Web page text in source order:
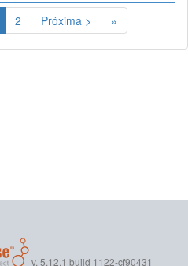
(Atual)
2 Próxima > »
v. 5.12.1 build 1122-cf90431